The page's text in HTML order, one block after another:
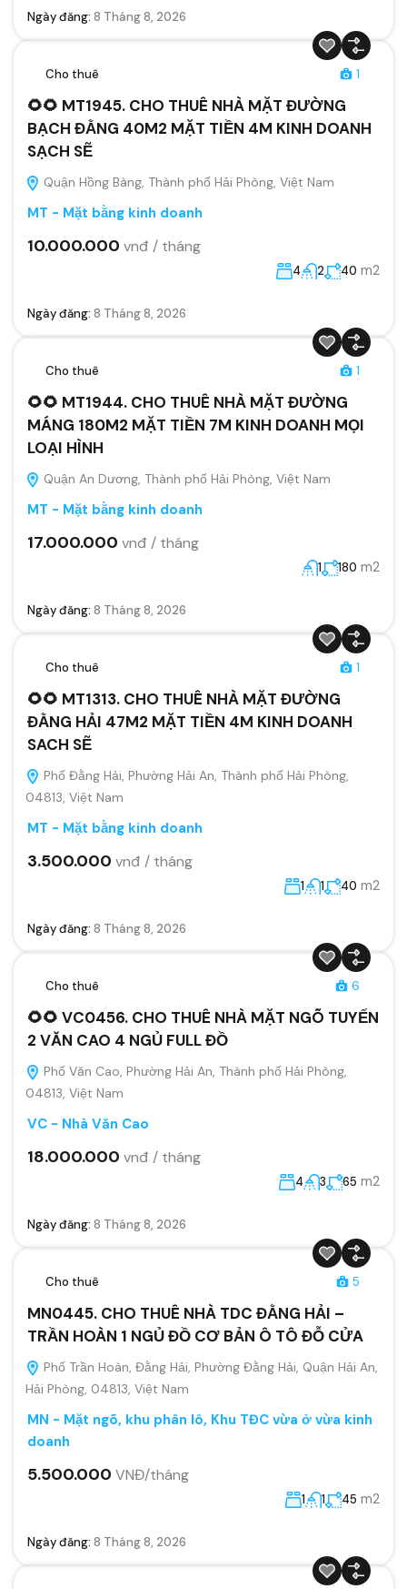
Ngày đăng: 8 Tháng 8, 2026
Cho thuê 1
🌻🌻 MT1945. CHO THUÊ NHÀ MẶT ĐƯỜNG
BẠCH ĐẰNG 40M2 MẶT TIỀN 4M KINH DOANH
SẠCH SẼ
Quận Hồng Bàng, Thành phố Hải Phòng, Việt Nam
MT - Mặt bằng kinh doanh
10.000.000 vnđ / tháng
4 2 40 m2
Ngày đăng: 8 Tháng 8, 2026
Cho thuê 1
🌻🌻 MT1944. CHO THUÊ NHÀ MẶT ĐƯỜNG
MÁNG 180M2 MẶT TIỀN 7M KINH DOANH MỌI
LOẠI HÌNH
Quận An Dương, Thành phố Hải Phòng, Việt Nam
MT - Mặt bằng kinh doanh
17.000.000 vnđ / tháng
1 180 m2
Ngày đăng: 8 Tháng 8, 2026
Cho thuê 1
🌻🌻 MT1313. CHO THUÊ NHÀ MẶT ĐƯỜNG
ĐẰNG HẢI 47M2 MẶT TIỀN 4M KINH DOANH
SACH SẼ
Phố Đằng Hải, Phường Hải An, Thành phố Hải Phòng,
04813, Việt Nam
MT - Mặt bằng kinh doanh
3.500.000 vnđ / tháng
1 1 40 m2
Ngày đăng: 8 Tháng 8, 2026
Cho thuê 6
🌻🌻 VC0456. CHO THUÊ NHÀ MẶT NGÕ TUYẾN
2 VĂN CAO 4 NGỦ FULL ĐỒ
Phố Văn Cao, Phường Hải An, Thành phố Hải Phòng,
04813, Việt Nam
VC - Nhà Văn Cao
18.000.000 vnđ / tháng
4 3 65 m2
Ngày đăng: 8 Tháng 8, 2026
Cho thuê 5
MN0445. CHO THUÊ NHÀ TDC ĐẰNG HẢI –
TRẦN HOÀN 1 NGỦ ĐỒ CƠ BẢN Ô TÔ ĐỖ CỬA
Phố Trần Hoàn, Đằng Hải, Phường Đằng Hải, Quận Hải An,
Hải Phòng, 04813, Việt Nam
MN - Mặt ngõ, khu phân lô, Khu TĐC vừa ở vừa kinh
doanh
5.500.000 VNĐ/tháng
1 1 45 m2
Ngày đăng: 8 Tháng 8, 2026